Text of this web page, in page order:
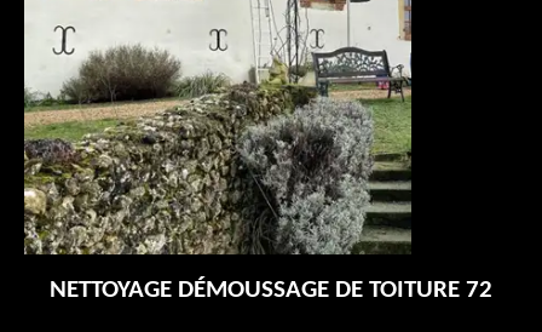
NETTOYAGE DÉMOUSSAGE DE TOITURE 72